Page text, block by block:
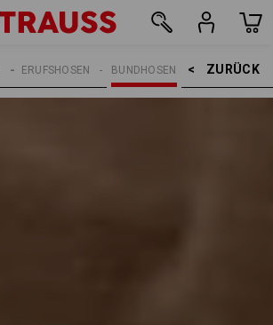
ZURÜCK    >
BUNDHOSEN
BERUFSHOSEN